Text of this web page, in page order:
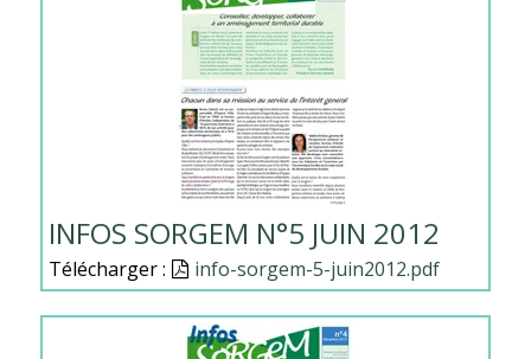
INFOS SORGEM N°5 JUIN 2012
Télécharger : Document
info-sorgem-5-juin2012.pdf